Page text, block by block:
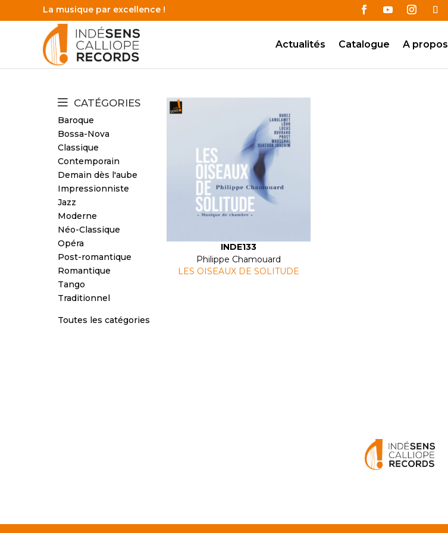
La musique par excellence !
Actualités Catalogue A propos
CATÉGORIES
Baroque
Bossa-Nova
Classique
Contemporain
Demain dès l'aube
Impressionniste
Jazz
Moderne
Néo-Classique
Opéra
Post-romantique
Romantique
Tango
Traditionnel
Toutes les catégories
INDE133
Philippe Chamouard
LES OISEAUX DE SOLITUDE